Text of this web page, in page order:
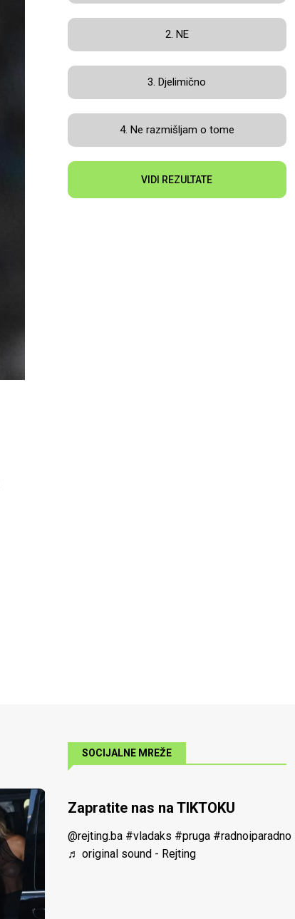
2. NE
3. Djelimično
4. Ne razmišljam o tome
VIDI REZULTATE
SOCIJALNE MREŽE
Zapratite nas na TIKTOKU
@rejting.ba #vladaks #pruga #radnoiparadno
♬ original sound - Rejting